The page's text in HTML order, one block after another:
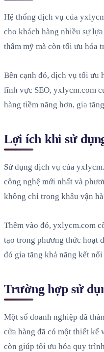
Hệ thống dịch vụ của
cho khách hàng nhiều sự
thẩm mỹ mà còn tối ưu hóa
Bên cạnh đó, dịch vụ tối ưu
lĩnh vực SEO, yxlycm.com
hàng tiềm năng hơn, gia
Lợi ích khi sử
Sử dụng dịch vụ của
công nghệ mới nhất và
không chỉ trong khâu vận
Thêm vào đó, yxlycm.com
tạo trong phương thức hoạt
đó gia tăng khả năng kết
Trường hợp sử
Một số doanh nghiệp đã
cửa hàng đã có một thiết kế
còn giúp tối ưu hóa quy